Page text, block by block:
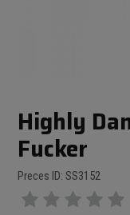
Highly
Fucker
Preces ID: SS3152